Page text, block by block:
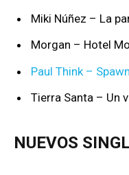
Miki Núñez – La
Morgan – Hotel
Paul Think –
Tierra Santa – Un
NUEVOS